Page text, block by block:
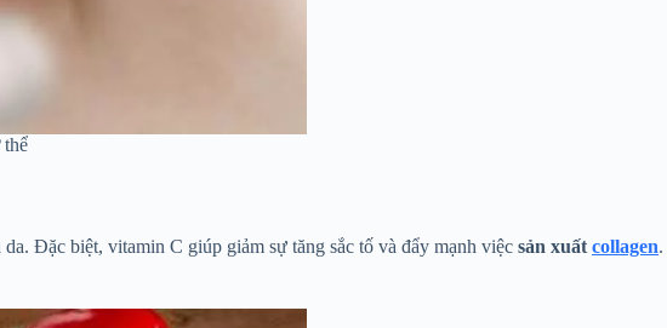
Đặc biệt, vitamin C giúp giảm sự tăng sắc tố và đẩy mạnh việc sản xuất collagen.